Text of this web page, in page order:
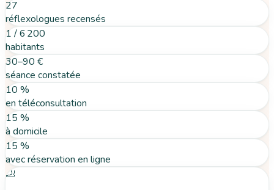
27
réflexologues recensés
1 / 6 200
habitants
30–90 €
séance constatée
10 %
en téléconsultation
15 %
à domicile
15 %
avec réservation en ligne
🦶